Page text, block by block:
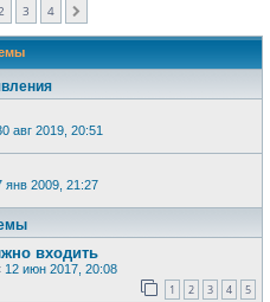
2 3 4
авг 2019, 20:51
янв 2009, 21:27
входить
12 июн 2017, 20:08
1 2 3 4 5